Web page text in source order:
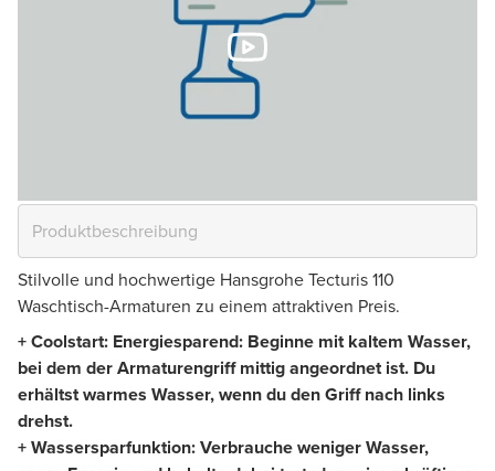
Stilvolle und hochwertige Hansgrohe Tecturis 110
Waschtisch-Armaturen zu einem attraktiven Preis.
+ Coolstart: Energiesparend: Beginne mit kaltem Wasser,
bei dem der Armaturengriff mittig angeordnet ist. Du
erhältst warmes Wasser, wenn du den Griff nach links
drehst.
+ Wassersparfunktion: Verbrauche weniger Wasser,